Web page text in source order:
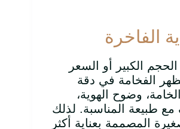
الفاخرة
الحجم الكبير أو السعر
تظهر الفخامة في دقة
وضوح الهوية،
مع طبيعة المناسبة. لذلك
المصممة بعناية أكثر